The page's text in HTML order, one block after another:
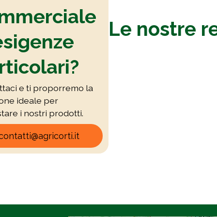
e ti proporremo la
ideale per
i nostri prodotti.
Le nostre